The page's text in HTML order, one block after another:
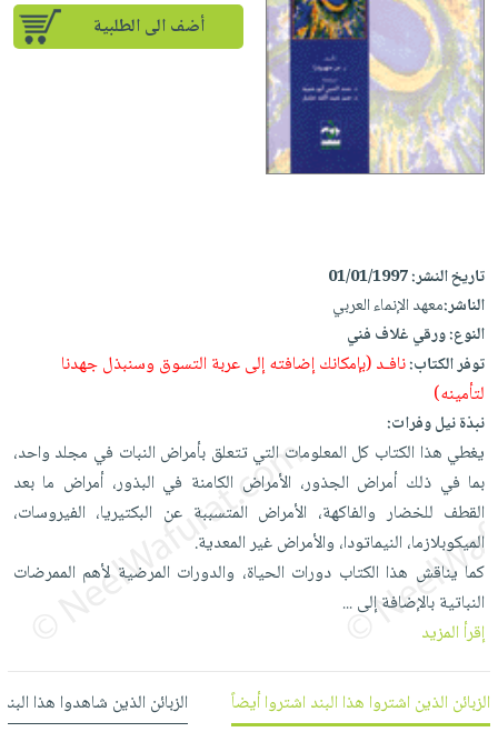
إختياراتنا
كتب
أكاديمية
صندوق
القراءة
iKitab
بلا
حدود
أسئلة
يتكرر
على
Android
تحميل
iKitab
على
Apple
أسئلة
يتكرر
طرحها
تحميل
masmu3
على
masmu3
على
Apple
المواضيع
الأكثر
مبيعاً
إختياراتنا
وسائل
جوائز
تعليمية
الصحة
والعناية
الشخصية
جديد
العناية
الشخصية
العناية
وتصفيف
الشعر
العناية
بالجسم
العناية
بالأسنان
الحمية
والتغذية
والسفرة
جديد
الكل
أواني
الطهي
أدوات
الخبز
أدوات
المائدة
الأوعية
والتخزين
متجر
الهدايا
أقسام
الأكثر
مبيعاً
العودة
للمدارس
اكسسوارات
كتب
اكسسوارات
منزلية
شحن
مجاني
بنود
مختارة
اشتراكات
كل
الاشتراكات
صندوق
بحث
متقدم
أضف الى الطلبية
تاريخ النشر:01/01/1997
الناشر:معهد الإنماء العربي
النوع:ورقي غلاف فني
توفر الكتاب:نافـد (بإمكانك إضافته إلى عربة التسوق وسنبذل جهدنا
لتأمينه)
نبذة نيل وفرات:
يغطي هذا الكتاب كل المعلومات التي تتعلق بأمراض النبات في مجلد واحد،
بما في ذلك أمراض الجذور، الأمراض الكامنة في البذور، أمراض ما بعد
القطف للخضار والفاكهة، الأمراض المتسببة عن البكتيريا، الفيروسات،
الميكوبلازما، النيماتودا، والأمراض غير المعدية.
كما يناقش هذا الكتاب دورات الحياة، والدورات المرضية لأهم الممرضات
النباتية بالإضافة إلى...
إقرأ المزيد
الزبائن الذين اشتروا هذا البند اشتروا أيضاً الزبائن الذين شاهدوا هذا